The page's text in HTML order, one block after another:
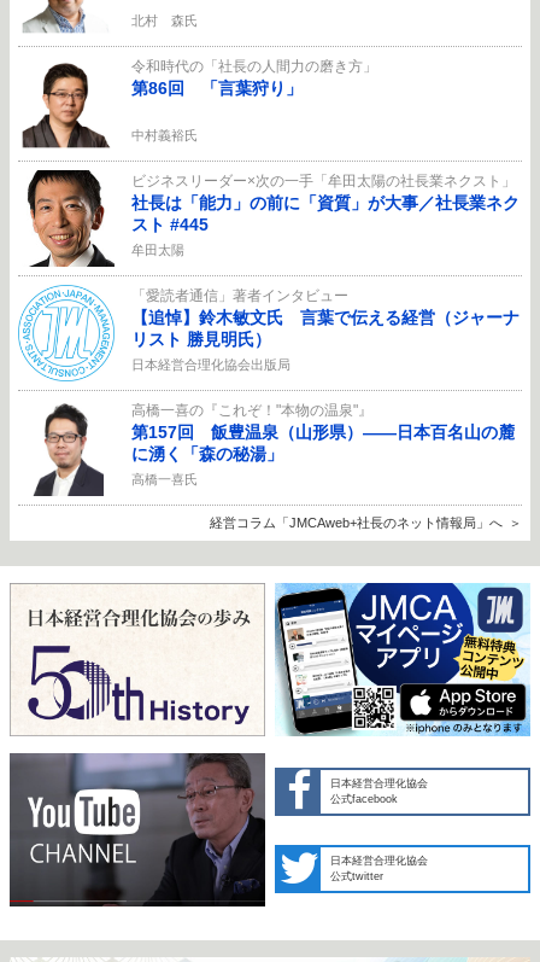
北村 森氏
令和時代の「社長の人間力の磨き方」
第86回 「言葉狩り」
中村義裕氏
ビジネスリーダー×次の一手「牟田太陽の社長業ネクスト」
社長は「能力」の前に「資質」が大事／社長業ネク
スト #445
牟田太陽
「愛読者通信」著者インタビュー
【追悼】鈴木敏文氏 言葉で伝える経営（ジャーナ
リスト 勝見明氏）
日本経営合理化協会出版局
高橋一喜の『これぞ！"本物の温泉"』
第157回 飯豊温泉（山形県）――日本百名山の麓
に湧く「森の秘湯」
高橋一喜氏
経営コラム「JMCAweb+社長のネット情報局」へ
日本経営合理化協会
公式facebook
日本経営合理化協会
公式twitter